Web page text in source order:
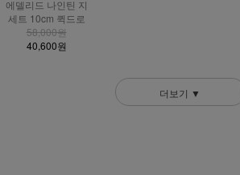
에델리드 나인틴 지
세트 10cm 퀵드로
58,000원
40,600원
더보기 ▼